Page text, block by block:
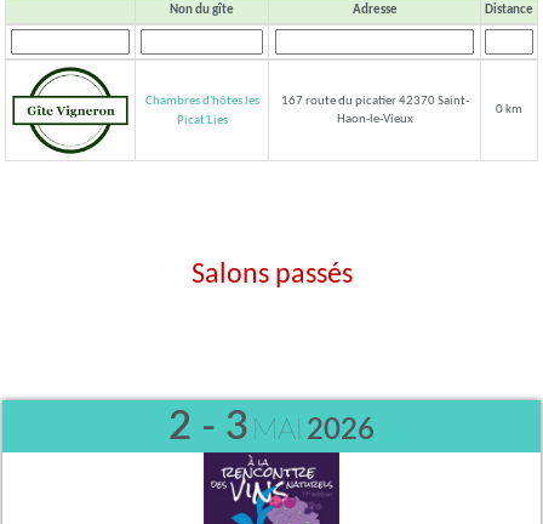
Non du gîte Adresse Distance
Chambres d'hôtes les
Picat'Lies
167 route du picatier 42370 Saint-
Haon-le-Vieux
0 km
Salons passés
2 - 3 MAI 2026